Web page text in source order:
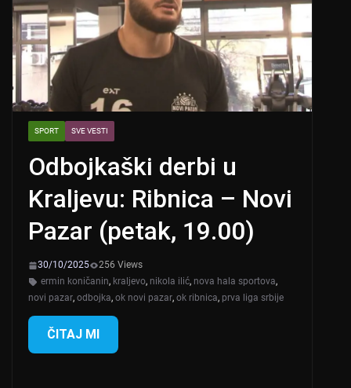
SPORT SVE VESTI
Odbojkaški derbi u
Kraljevu: Ribnica – Novi
Pazar (petak, 19.00)
30/10/2025
256 Views
ermin koničanin, kraljevo, nikola ilić, nova hala sportova,
novi pazar, odbojka, ok novi pazar, ok ribnica, prva liga srbije
ČITAJ MI